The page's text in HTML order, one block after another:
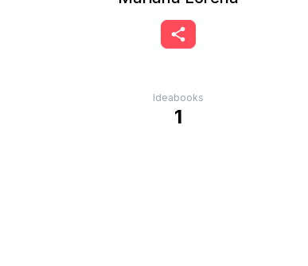
Ideabooks
1